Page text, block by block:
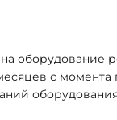
оборудование
с момента